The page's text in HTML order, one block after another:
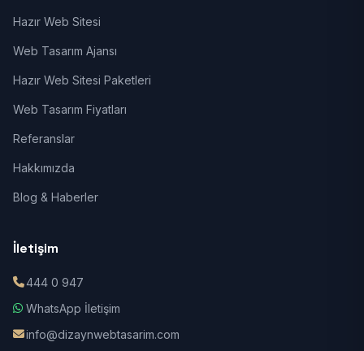
Hazır Web Sitesi
Web Tasarım Ajansı
Hazır Web Sitesi Paketleri
Web Tasarım Fiyatları
Referanslar
Hakkımızda
Blog & Haberler
İletişim
444 0 947
WhatsApp İletişim
info@dizaynwebtasarim.com